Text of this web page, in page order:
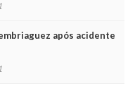
após acidente